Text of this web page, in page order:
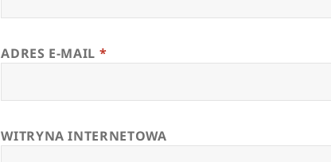
ADRES E-MAIL *
WITRYNA INTERNETOWA